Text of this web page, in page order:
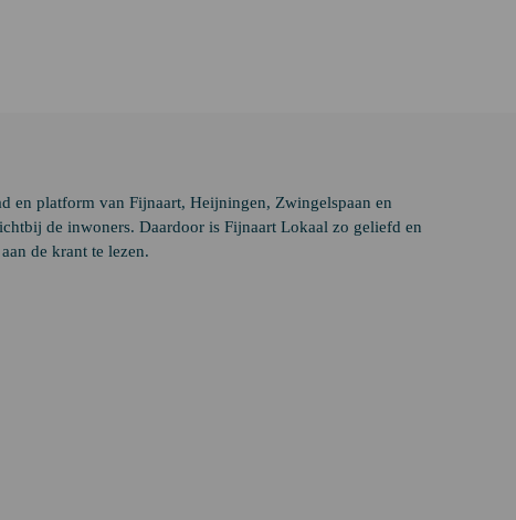
en platform van Fijnaart, Heijningen, Zwingelspaan en
de inwoners. Daardoor is Fijnaart Lokaal zo geliefd en
de krant te lezen.